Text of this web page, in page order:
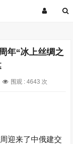
年“冰上丝绸之
围观 : 4643 次
迎来了中俄建交